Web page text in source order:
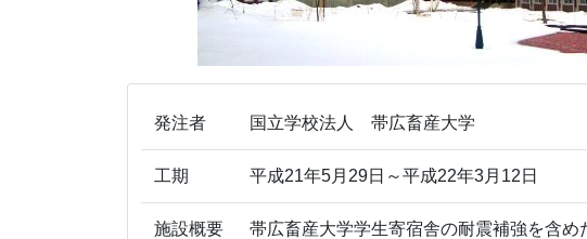
発注者 国立学校法人 帯広畜産大学
工期 平成21年5月29日～平成22年3月12日
施設概要
帯広畜産大学学生寄宿舎の耐震補強を含